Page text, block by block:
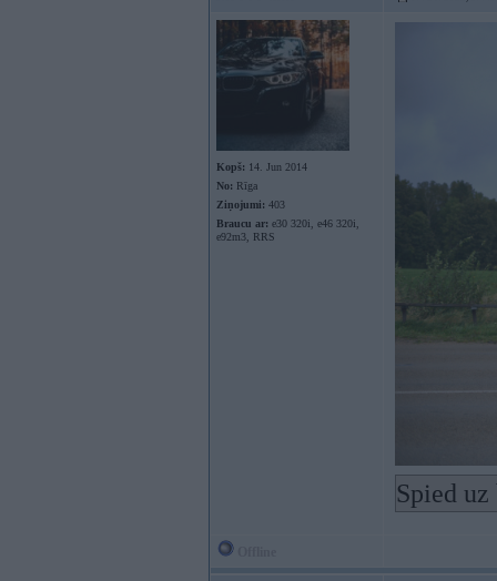
Kopš: 14. Jun 2014
No: Rīga
Ziņojumi: 403
Braucu ar: e30 320i, e46 320i,
e92m3, RRS
Spied